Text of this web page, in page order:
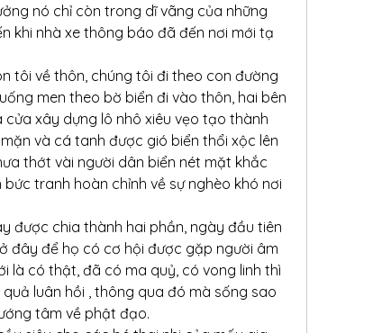
nó chỉ còn trong dĩ vãng của những
khi nhà xe thông báo đã đến nơi mới tạ
tôi về thôn, chúng tôi đi theo con đường
men theo bờ biển đi vào thôn, hai bên
xây dựng lô nhô xiêu vẹo tạo thành
và cá tanh được gió biển thổi xộc lên
thớt vài người dân biển nét mặt khắc
tranh hoàn chỉnh về sự nghèo khó nơi
được chia thành hai phần, ngày đầu tiên
đây để họ có cơ hội được gặp người âm
là có thật, đã có ma quỷ, có vong linh thì
luân hồi , thông qua đó mà sống sao
tâm về phật đạo.